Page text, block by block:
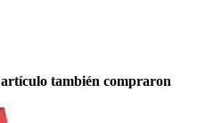
también compraron